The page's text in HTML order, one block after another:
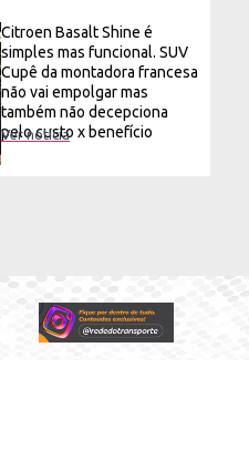
Citroen Basalt Shine é
simples mas funcional. SUV
Cupê da montadora francesa
não vai empolgar mas
também não decepciona
pelo custo x benefício
Ver notícia